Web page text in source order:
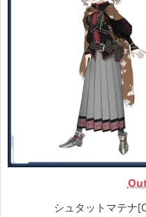
シュタットマテナ